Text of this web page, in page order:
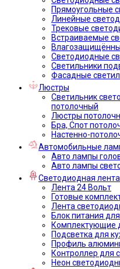
Прямоугольные
Линейные
Трековые
Встраиваемые
Светодиодные
Светильники
Фасадные
Люстры
Светильник
потолочный
Люстры
Бра, Спот
Настенно-
Автомобильные
Авто лампы
Авто лампы
Светодиодная лента
Лента 24 Вольт
Готовые
Лента
Блок питания
Комплектующие
Подсветка для
Профиль
Контроллер для
Неон